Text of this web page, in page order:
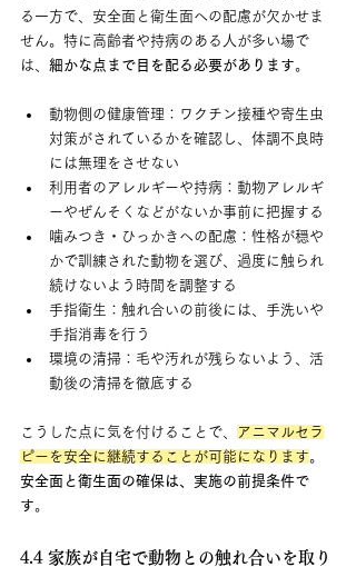
る一方で、安全面と衛生面への配慮が欠かせま
せん。特に高齢者や持病のある人が多い場で
は、 細かな点まで目を配る必要があります。
動物側の健康管理：ワクチン接種や寄生虫
対策がされているかを確認し、体調不良時
には無理をさせない
利用者のアレルギーや持病：動物アレルギ
ーやぜんそくなどがないか事前に把握する
噛みつき・ひっかきへの配慮：性格が穏や
かで訓練された動物を選び、過度に触られ
続けないよう時間を調整する
手指衛生：触れ合いの前後には、手洗いや
手指消毒を行う
環境の清掃：毛や汚れが残らないよう、活
動後の清掃を徹底する
こうした点に気を付けることで、
アニマルセラ
ピーを安全に継続することが可能になります。
安全面と衛生面の確保は、実施の前提条件で
す。
4.4 家族が自宅で動物との触れ合いを取り